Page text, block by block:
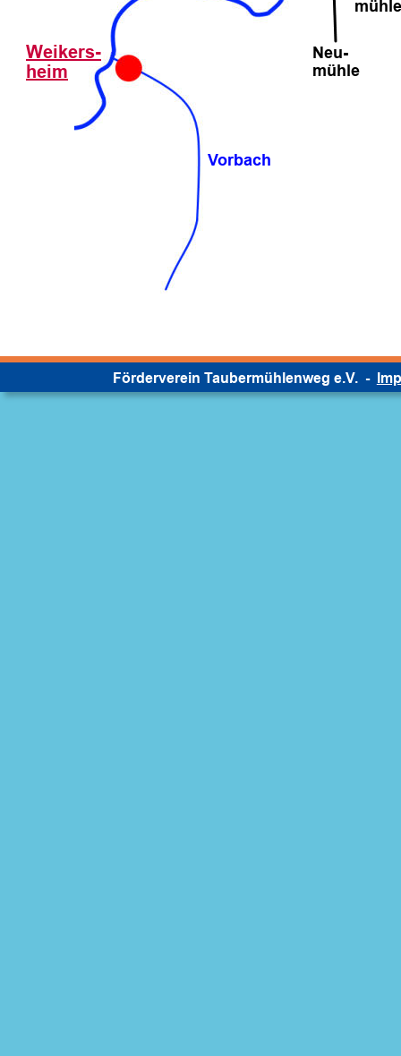
Förderverein Taubermühlenweg e.V.  -
Weikers-
heim
Neu-
mühle
mühle
Vorbach